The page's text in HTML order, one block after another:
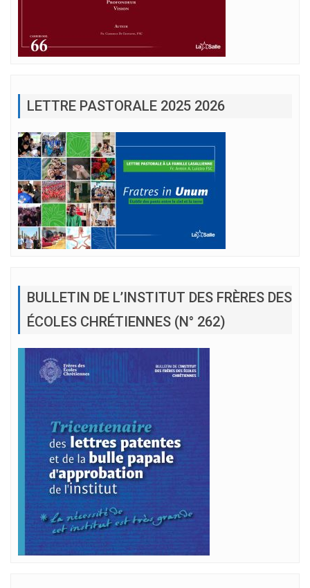
LETTRE PASTORALE 2025 2026
BULLETIN DE L’INSTITUT DES FRÈRES DES
ÉCOLES CHRÉTIENNES (N° 262)